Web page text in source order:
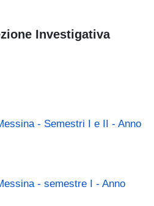
Investigativa
- Semestri I e II - Anno
- semestre I - Anno